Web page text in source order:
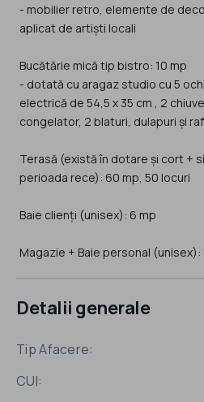
- mobilier retro, elemente de
aplicat de artiști locali
Bucătărie mică tip bistro: 10 mp
- dotată cu aragaz studio cu 5
electrică de 54,5 x 35 cm , 2
congelator, 2 blaturi, dulapuri și
Terasă (există în dotare și cort +
perioada rece): 60 mp, 50 locuri
Baie clienți (unisex): 6 mp
Detalii generale
Tip Afacere:
CUI: